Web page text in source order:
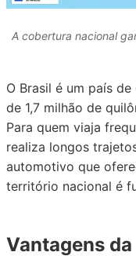
A cobertura nacional
O Brasil é um país
de 1,7 milhão de
Para quem viaja
realiza longos
automotivo que
território nacional é
Vantagens